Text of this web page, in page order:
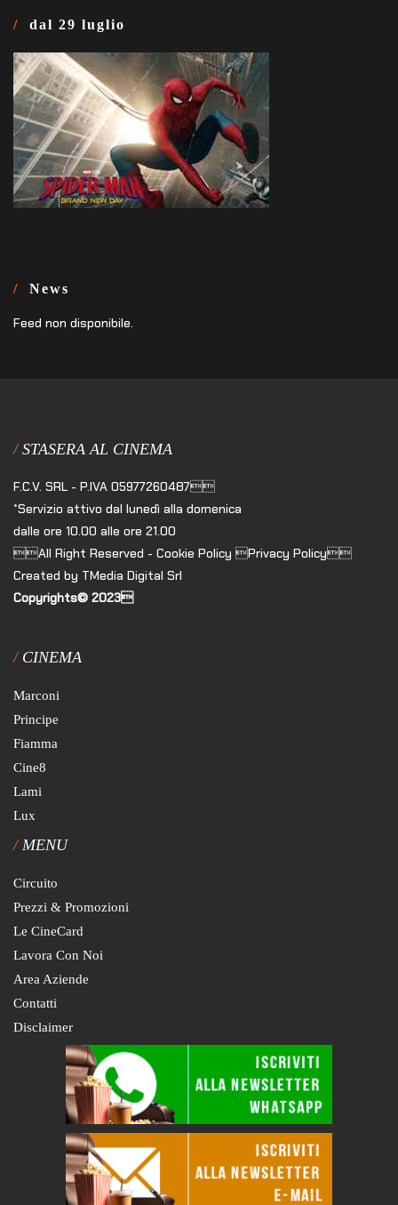
dal 29 luglio
News
Feed non disponibile.
STASERA AL CINEMA
F.C.V. SRL - P.IVA 05977260487
*Servizio attivo dal lunedì alla domenica
dalle ore 10.00 alle ore 21.00
All Right Reserved - Cookie Policy Privacy Policy
Created by TMedia Digital Srl
Copyrights© 2023
CINEMA
Marconi
Principe
Fiamma
Cine8
Lami
Lux
MENU
Circuito
Prezzi & Promozioni
Le CineCard
Lavora Con Noi
Area Aziende
Contatti
Disclaimer